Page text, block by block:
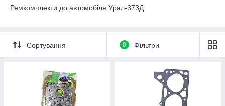
Ремкомплекти до автомобіля Урал-373Д
Сортування 0 Фільтри